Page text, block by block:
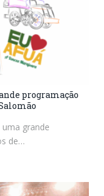
programação
grande
de…